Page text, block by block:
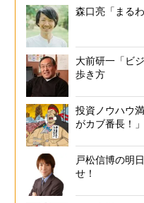
森口亮「まる
大前研一「ビ
歩き方
投資ノウハウ
がカブ番長！」
戸松信博の明
せ！